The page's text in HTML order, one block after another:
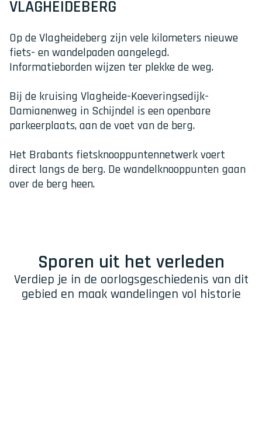
VLAGHEIDEBERG
Op de Vlagheideberg zijn vele kilometers nieuwe
fiets- en wandelpaden aangelegd.
Informatieborden wijzen ter plekke de weg.
Bij de kruising Vlagheide-Koeveringsedijk-
Damianenweg in Schijndel is een openbare
parkeerplaats, aan de voet van de berg.
Het Brabants fietsknooppuntennetwerk voert
direct langs de berg. De wandelknooppunten gaan
over de berg heen.
Sporen uit het verleden
Verdiep je in de oorlogsgeschiedenis van dit
gebied en maak wandelingen vol historie